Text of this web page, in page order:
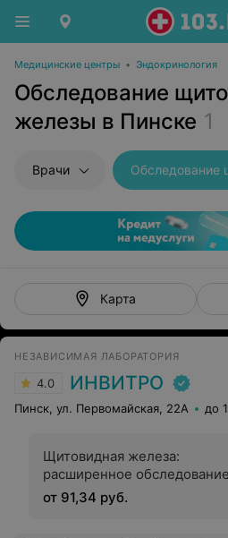
Медицинские центры • Эндокринология
Обследование
железы в Пинске 1
Врачи
Карта
НЕЗАВИСИМАЯ ЛАБОРАТОРИЯ
4.0 ИНВИТРО
Пинск, ул. Первомайская, 22А до
Щитовидная железа:
расширенное обследование
от 91,34 руб.